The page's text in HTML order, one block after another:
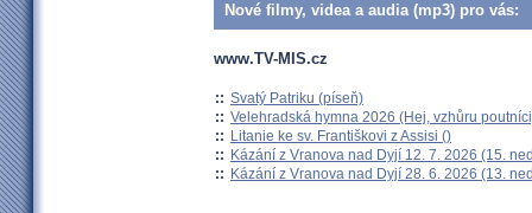
Nové filmy, videa a audia (mp3) pro vás:
www.TV-MIS.cz
:: Svatý Patriku (píseň)
:: Velehradská hymna 2026 (Hej, vzhůru
:: Litanie ke sv. Františkovi z Assisi ()
:: Kázání z Vranova nad Dyjí 12. 7. 2026 (15.
:: Kázání z Vranova nad Dyjí 28. 6. 2026 (13.